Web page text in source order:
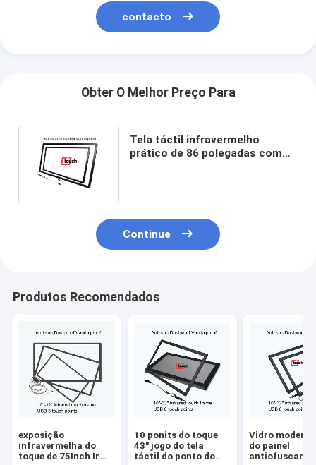
contacto
Obter O Melhor Preço Para
Tela táctil infravermelho
prático de 86 polegadas com
Continue
Produtos Recomendados
exposição
infravermelha do
toque de 75Inch Ir
10 ponits do toque
43" jogo do tela
táctil do ponto do
Vidro
do painel
antiofuscante